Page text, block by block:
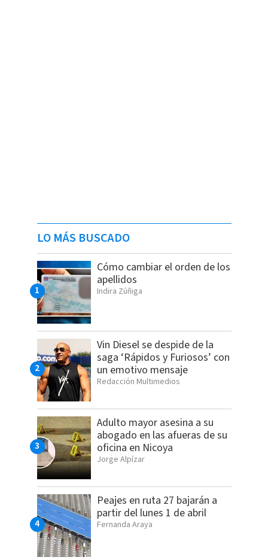
LO MÁS BUSCADO
Cómo cambiar el orden de los
apellidos
Indira Zúñiga
Vin Diesel se despide de la
saga ‘Rápidos y Furiosos’ con
un emotivo mensaje
Redacción Multimedios
Adulto mayor asesina a su
abogado en las afueras de su
oficina en Nicoya
Jorge Alpízar
Peajes en ruta 27 bajarán a
partir del lunes 1 de abril
Fernanda Araya